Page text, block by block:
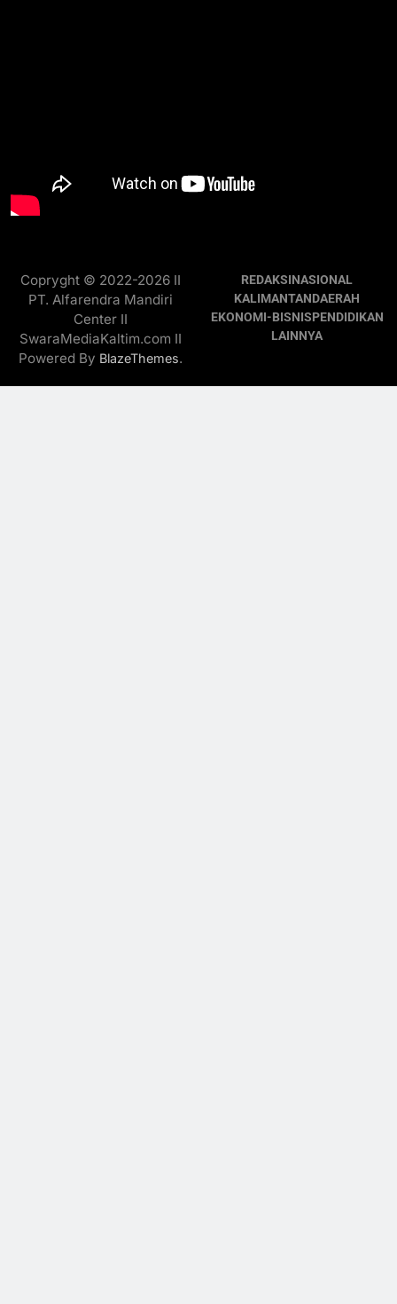
Copryght © 2022-2026 II
PT. Alfarendra Mandiri
Center II
SwaraMediaKaltim.com II
Powered By BlazeThemes.
REDAKSINASIONAL
KALIMANTANDAERAH
EKONOMI-BISNISPENDIDIKAN
LAINNYA